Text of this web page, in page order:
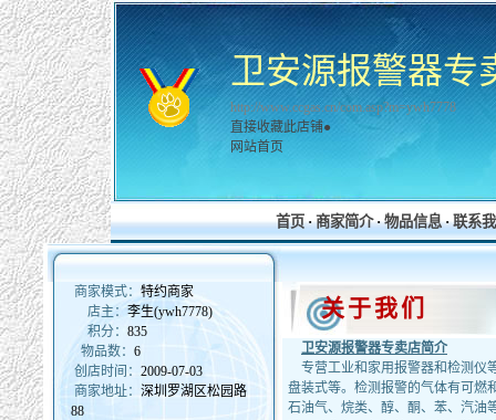
卫安源报警器专
http://www.ccgas.cn/com.asp?m=ywh7778
直接收藏此店铺●
网站首页
首页·商家简介·物品信息·联系
商家模式： 特约商家
店主： 李生(ywh7778)
积分： 835
物品数： 6
创店时间： 2009-07-03
商家地址： 深圳罗湖区松园路
88
关于我们
卫安源报警器专卖店简介
专营工业和家用报警器和检测仪
盘装式等。检测报警的气体有可燃
石油气、烷类、醇、酮、苯、汽油